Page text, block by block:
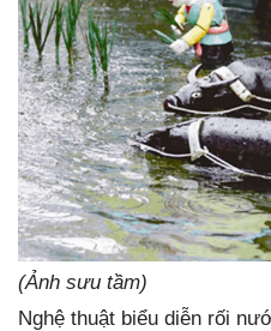
(Ảnh sưu tầm)
Nghệ thuật biểu diễn rối